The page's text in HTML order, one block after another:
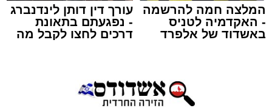
אירוע ירי חמור התרחש לפני שעה קלה ברובע ב'
המלצה חמה להרשמה
- האקדמיה לטניס
באשדוד של אלפרד
עורך דין דותן לינדנברג
- נפגעתם בתאונת
דרכים לחצו לקבל מה